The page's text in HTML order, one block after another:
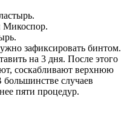
Микоспор.
зафиксировать бинтом.
на 3 дня. После этого
соскабливают верхнюю
случаев
пяти процедур.